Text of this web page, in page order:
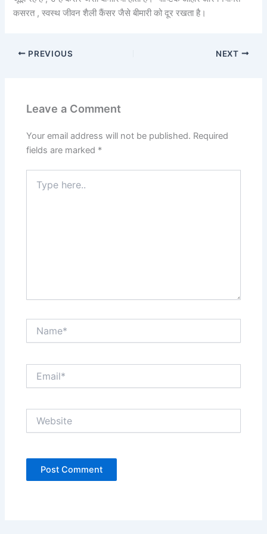
कसरत , स्वस्थ जीवन शैली कैंसर जैसे बीमारी को दूर रखता है।
PREVIOUS NEXT
Leave a Comment
Your email address will not be published. Required
fields are marked *
here..